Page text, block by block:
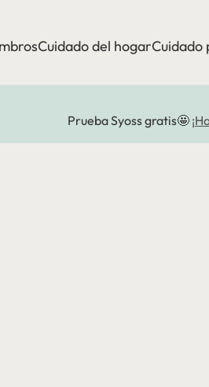
Cuidado del hogarCuidado
Prueba Syoss gratis🤩